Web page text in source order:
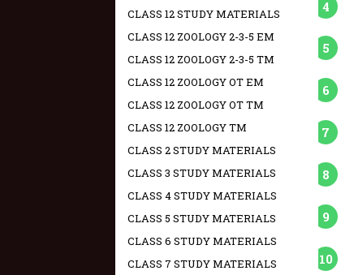
CLASS 12 STUDY MATERIALS
CLASS 12 ZOOLOGY 2-3-5 EM
CLASS 12 ZOOLOGY 2-3-5 TM
CLASS 12 ZOOLOGY OT EM
CLASS 12 ZOOLOGY OT TM
CLASS 12 ZOOLOGY TM
CLASS 2 STUDY MATERIALS
CLASS 3 STUDY MATERIALS
CLASS 4 STUDY MATERIALS
CLASS 5 STUDY MATERIALS
CLASS 6 STUDY MATERIALS
CLASS 7 STUDY MATERIALS